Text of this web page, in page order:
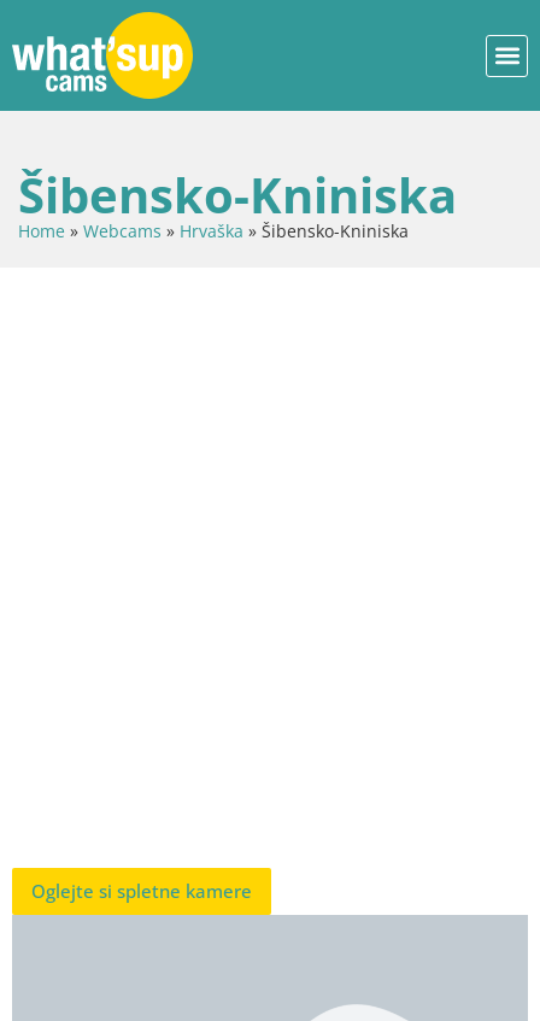
Šibensko-Kniniska
Home » Webcams » Hrvaška » Šibensko-Kniniska
Oglejte si spletne kamere